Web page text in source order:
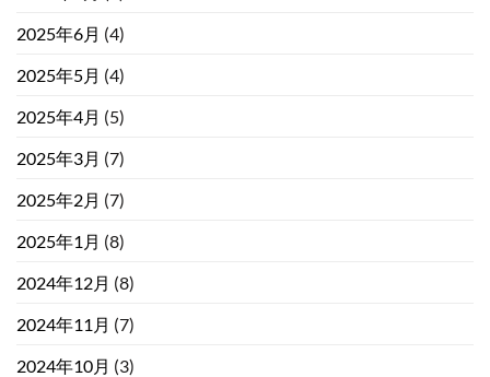
2025年6月 (4)
2025年5月 (4)
2025年4月 (5)
2025年3月 (7)
2025年2月 (7)
2025年1月 (8)
2024年12月 (8)
2024年11月 (7)
2024年10月 (3)